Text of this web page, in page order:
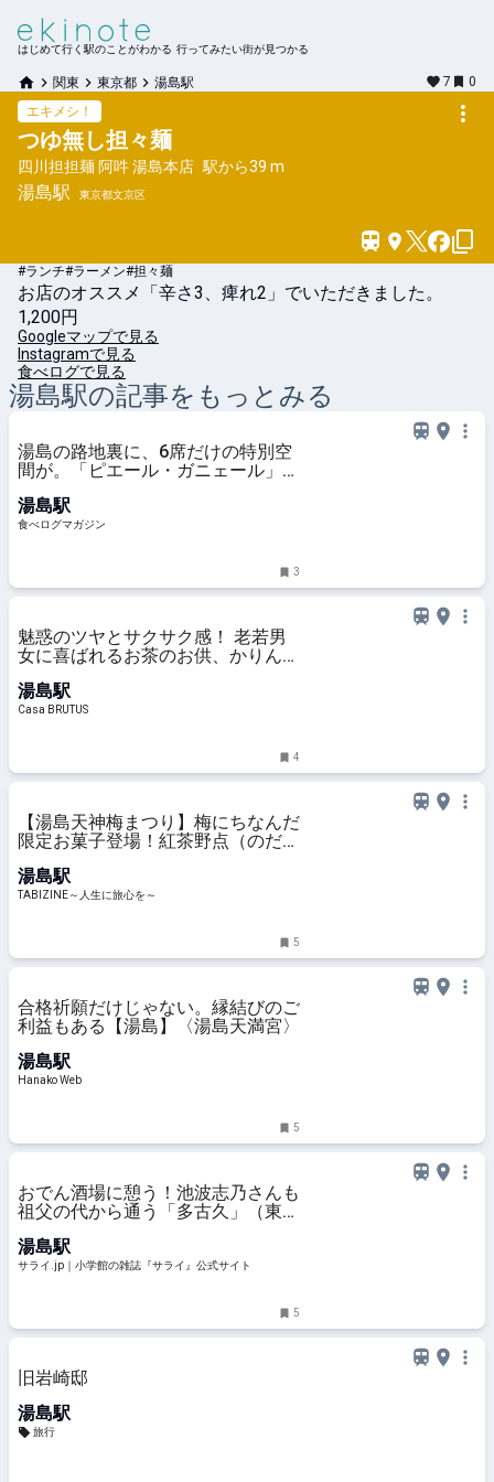
はじめて行く駅のことがわかる 行ってみたい街が見つかる
関東 東京都 湯島駅 7
0
エキメシ！
つゆ無し担々麺
四川担担麺 阿吽 湯島本店 駅から39 m
湯島駅 東京都文京区
#ランチ#ラーメン#担々麺
お店のオススメ「辛さ3、痺れ2」でいただきました。
1,200円
Googleマップで見る
Instagramで見る
食べログで見る
湯島駅の記事をもっとみる
湯島の路地裏に、6席だけの特別空
間が。「ピエール・ガニェール」出
湯島） | 食べログマガジン
湯島駅
食べログマガジン
3
魅惑のツヤとサクサク感！ 老若男
女に喜ばれるお茶のお供、かりんと
湯島駅
Casa BRUTUS
4
【湯島天神梅まつり】梅にちなんだ
限定お菓子登場！紅茶野点（のだ
月 | TABIZINE～人生に旅心を～
湯島駅
TABIZINE～人生に旅心を～
5
合格祈願だけじゃない。縁結びのご
利益もある【湯島】〈湯島天満宮〉
湯島駅
Hanako Web
5
おでん酒場に憩う！池波志乃さんも
祖父の代から通う「多古久」（東京
『サライ』公式サイト
湯島駅
サライ.jp｜小学館の雑誌『サライ』公式サイト
5
旧岩崎邸
湯島駅
旅行